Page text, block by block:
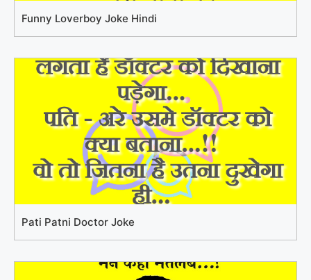
Funny Loverboy Joke Hindi
Pati Patni Doctor Joke